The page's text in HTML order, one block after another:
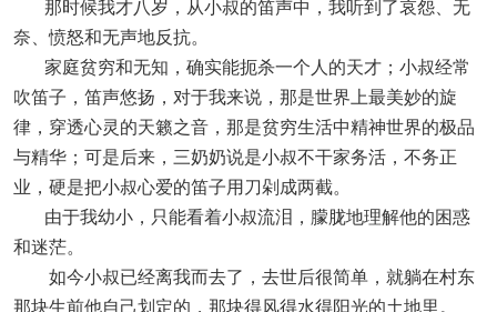
那时候我才八岁，从小叔的笛声中，我听到了哀怨、无
奈、愤怒和无声地反抗。
家庭贫穷和无知，确实能扼杀一个人的天才；小叔经常
吹笛子，笛声悠扬，对于我来说，那是世界上最美妙的旋
律，穿透心灵的天籁之音，那是贫穷生活中精神世界的极品
与精华；可是后来，三奶奶说是小叔不干家务活，不务正
业，硬是把小叔心爱的笛子用刀剁成两截。
由于我幼小，只能看着小叔流泪，朦胧地理解他的困惑
和迷茫。
如今小叔已经离我而去了，去世后很简单，就躺在村东
那块生前他自己划定的，那块得风得水得阳光的土地里。